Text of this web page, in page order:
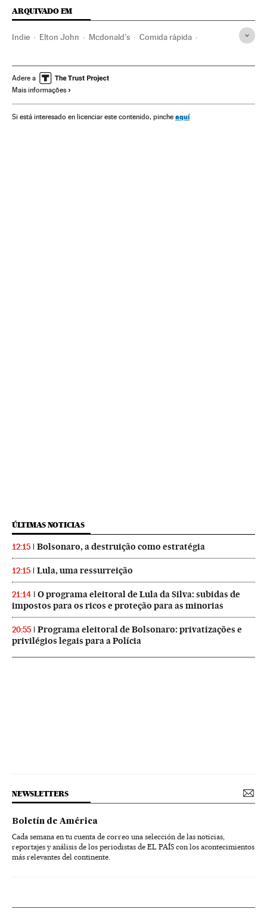
ARQUIVADO EM
Indie Elton John Mcdonald's Comida rápida
Adere a
Mais informações
Si está interesado en licenciar este contenido, pinche aquí
ÚLTIMAS NOTICIAS
12:15 Bolsonaro, a destruição como estratégia
12:15 Lula, uma ressurreição
21:14
O programa eleitoral de Lula da Silva: subidas de
impostos para os ricos e proteção para as minorias
20:55
Programa eleitoral de Bolsonaro: privatizações e
privilégios legais para a Polícia
NEWSLETTERS
Boletín de América
Cada semana en tu cuenta de correo una selección de las noticias,
reportajes y análisis de los periodistas de EL PAÍS con los acontecimientos
más relevantes del continente.